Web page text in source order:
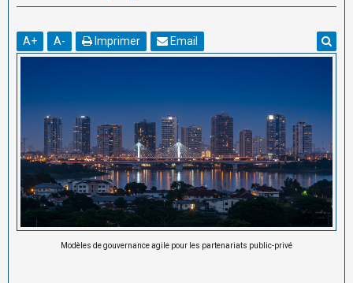
A+ A- Imprimer Email
Modèles de gouvernance agile pour les partenariats public-privé